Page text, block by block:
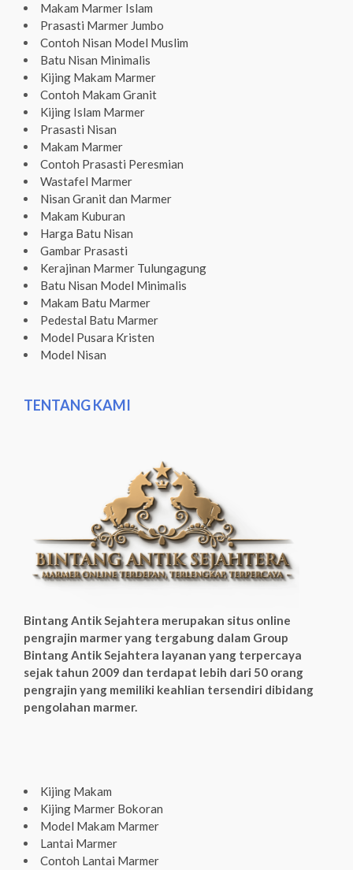
Makam Marmer Islam
Prasasti Marmer Jumbo
Contoh Nisan Model Muslim
Batu Nisan Minimalis
Kijing Makam Marmer
Contoh Makam Granit
Kijing Islam Marmer
Prasasti Nisan
Makam Marmer
Contoh Prasasti Peresmian
Wastafel Marmer
Nisan Granit dan Marmer
Makam Kuburan
Harga Batu Nisan
Gambar Prasasti
Kerajinan Marmer Tulungagung
Batu Nisan Model Minimalis
Makam Batu Marmer
Pedestal Batu Marmer
Model Pusara Kristen
Model Nisan
TENTANG KAMI
Bintang Antik Sejahtera merupakan situs online
pengrajin marmer yang tergabung dalam Group
Bintang Antik Sejahtera layanan yang terpercaya
sejak tahun 2009 dan terdapat lebih dari 50 orang
pengrajin yang memiliki keahlian tersendiri dibidang
pengolahan marmer.
Kijing Makam
Kijing Marmer Bokoran
Model Makam Marmer
Lantai Marmer
Contoh Lantai Marmer